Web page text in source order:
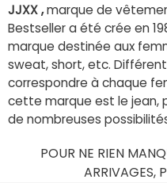
JJXX,marque de
Bestseller a été crée en
marque destinée aux
sweat, short, etc.
correspondre à chaque
cette marque est le jean,
de nombreuses
POUR NE RIEN
ARRIVAGES,